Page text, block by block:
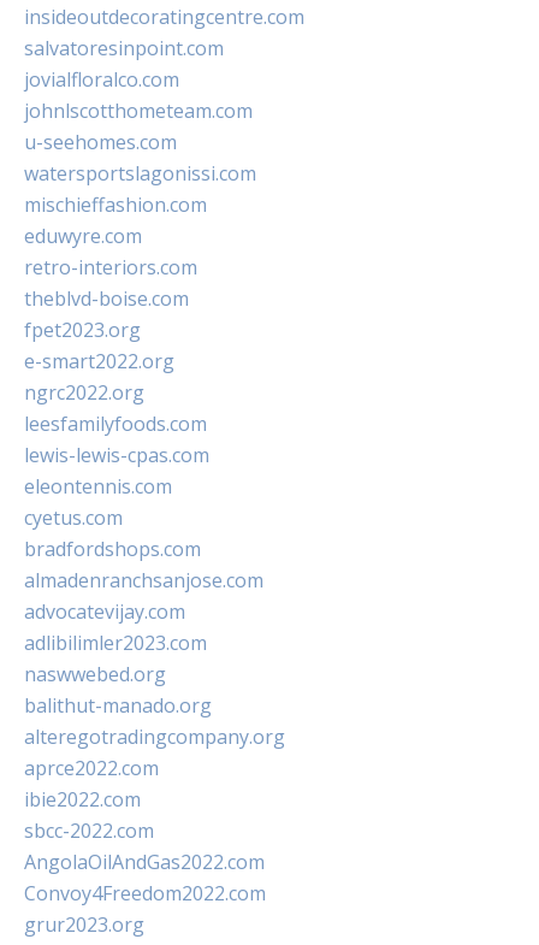
insideoutdecoratingcentre.com
salvatoresinpoint.com
jovialfloralco.com
johnlscotthometeam.com
u-seehomes.com
watersportslagonissi.com
mischieffashion.com
eduwyre.com
retro-interiors.com
theblvd-boise.com
fpet2023.org
e-smart2022.org
ngrc2022.org
leesfamilyfoods.com
lewis-lewis-cpas.com
eleontennis.com
cyetus.com
bradfordshops.com
almadenranchsanjose.com
advocatevijay.com
adlibilimler2023.com
naswwebed.org
balithut-manado.org
alteregotradingcompany.org
aprce2022.com
ibie2022.com
sbcc-2022.com
AngolaOilAndGas2022.com
Convoy4Freedom2022.com
grur2023.org